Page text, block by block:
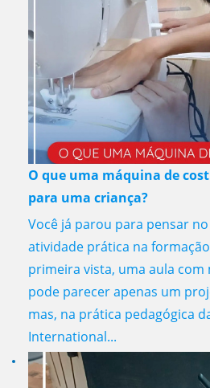
O que uma máquina de
para uma criança?
Você já parou para pensar
atividade prática na
primeira vista, uma aula
pode parecer apenas um
mas, na prática pedagógica
International...